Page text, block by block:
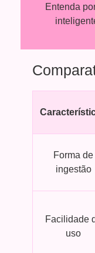
Entenda
Forma de
ingestão
Facilidade
uso